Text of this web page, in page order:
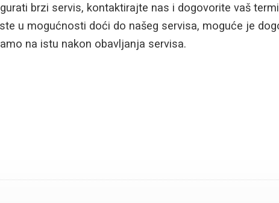
brzi servis, kontaktirajte nas i dogovorite vaš
u mogućnosti doći do našeg servisa, moguće je
na istu nakon obavljanja servisa.